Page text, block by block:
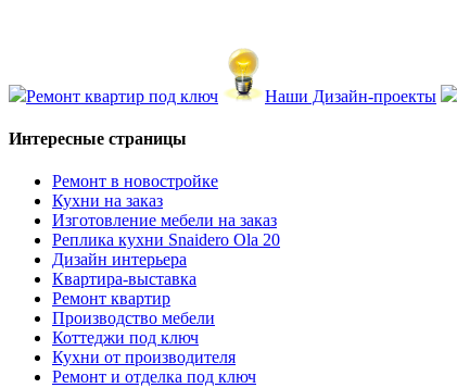
Ремонт квартир под ключ Наши Дизайн-проекты
Интересные страницы
Ремонт в новостройке
Кухни на заказ
Изготовление мебели на заказ
Реплика кухни Snaidero Ola 20
Дизайн интерьера
Квартира-выставка
Ремонт квартир
Производство мебели
Коттеджи под ключ
Кухни от производителя
Ремонт и отделка под ключ